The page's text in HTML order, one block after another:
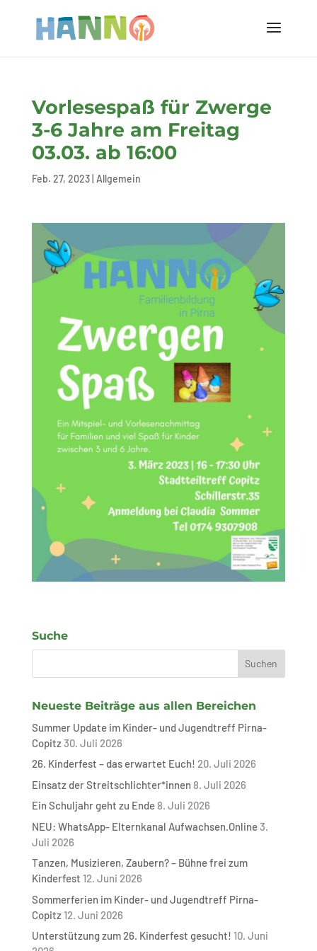
Vorlesespaß für Zwerge
3-6 Jahre am Freitag
03.03. ab 16:00
Feb. 27, 2023| Allgemein
Suche
Neueste Beiträge aus allen Bereichen
Summer Update im Kinder- und Jugendtreff Pirna-
Copitz30. Juli 2026
26. Kinderfest – das erwartet Euch! 20. Juli 2026
Einsatz der Streitschlichter*innen 8. Juli 2026
Ein Schuljahr geht zu Ende 8. Juli 2026
NEU: WhatsApp- Elternkanal Aufwachsen.Online3.
Juli 2026
Tanzen, Musizieren, Zaubern? – Bühne frei zum
Kinderfest 12. Juni 2026
Sommerferien im Kinder- und Jugendtreff Pirna-
Copitz12. Juni 2026
Unterstützung zum 26. Kinderfest gesucht! 10. Juni